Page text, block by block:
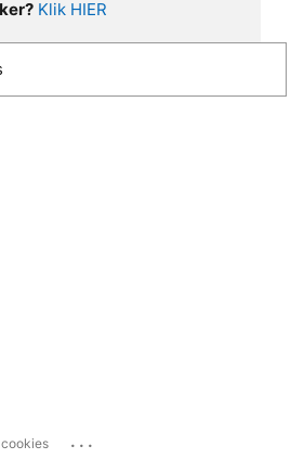
Klik HIER
...